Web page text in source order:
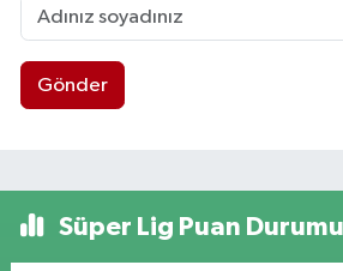
Gönder
Süper Lig Puan Durumu